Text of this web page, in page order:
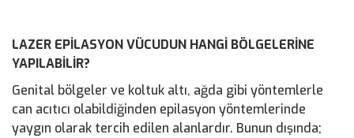
LAZER EPİLASYON VÜCUDUN HANGİ BÖLGELERİNE
YAPILABİLİR?
Genital bölgeler ve koltuk altı, ağda gibi yöntemlerle
can acıtıcı olabildiğinden epilasyon yöntemlerinde
yaygın olarak tercih edilen alanlardır. Bunun dışında;